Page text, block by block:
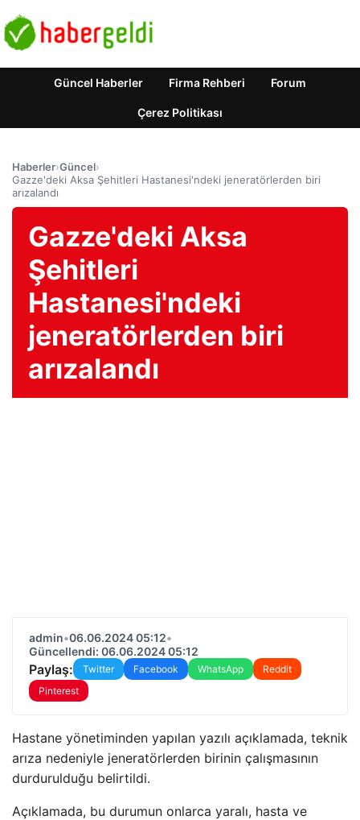
Güncel Haberler Firma Rehberi Forum
Çerez Politikası
Haberler›Güncel›
Gazze'deki Aksa Şehitleri Hastanesi'ndeki jeneratörlerden biri
arızalandı
Gazze'deki Aksa
Şehitleri
Hastanesi'ndeki
jeneratörlerden biri
arızalandı
admin•06.06.2024 05:12•
Güncellendi: 06.06.2024 05:12
Paylaş: Twitter Facebook WhatsApp
Reddit
Pinterest
Hastane yönetiminden yapılan yazılı açıklamada, teknik
arıza nedeniyle jeneratörlerden birinin çalışmasının
durdurulduğu belirtildi.
Açıklamada, bu durumun onlarca yaralı, hasta ve